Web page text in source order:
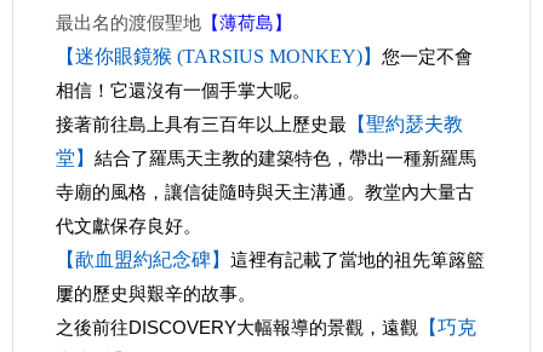
最出名的渡假聖地 【薄荷島】
【迷你眼鏡猴 (TARSIUS MONKEY)】 您一定不會
相信！它還沒有一個手掌大呢。
接著前往島上具有三百年以上歷史最 【聖約瑟夫教
堂】 結合了羅馬天主教的建築特色，帶出一種新羅馬
寺廟的風格，讓信徒隨時與天主溝通。教堂內大量古
代文獻保存良好。
【歃血盟約紀念碑】 這裡有記載了當地的祖先箄簬籃
屢的歷史與艱辛的故事。
之後前往DISCOVERY大幅報導的景觀，遠觀
【巧克